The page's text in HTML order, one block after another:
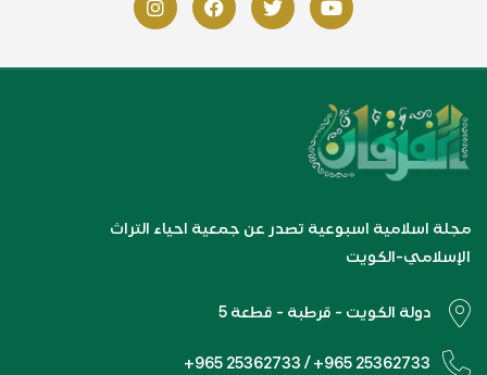
مجلة اسلامية اسبوعية تصدر عن جمعية احياء التراث
الإسلامي-الكويت
دولة الكويت - قرطبة - قطعة 5
+965 25362733 / +965 25362733